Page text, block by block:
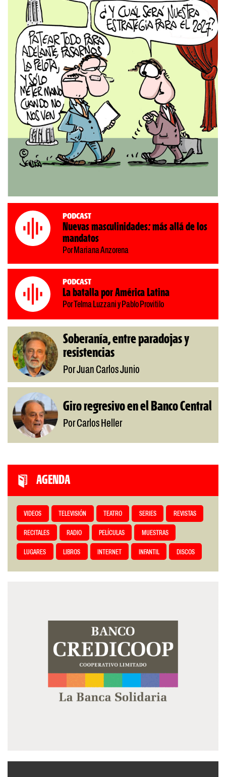
Podcast
Nuevas masculinidades: más allá de los
mandatos
Por Mariana Anzorena
Podcast
La batalla por América Latina
Por Telma Luzzani y Pablo Provitilo
Soberanía, entre paradojas y
resistencias
Por Juan Carlos Junio
Giro regresivo en el Banco Central
Por Carlos Heller
AGENDA
VIDEOS TELEVISIÓN TEATRO SERIES REVISTAS
RECITALES RADIO PELÍCULAS MUESTRAS
LUGARES LIBROS INTERNET INFANTIL DISCOS